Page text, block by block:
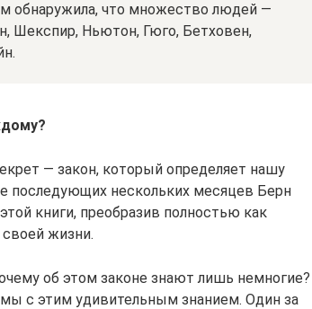
обнаружила, что множество людей —
Шекспир, Ньютон, Гюго, Бетховен,
— закон, который определяет нашу
последующих нескольких месяцев Берн
книги, преобразив полностью как
жизни.
об этом законе знают лишь немногие?
с этим удивительным знанием. Один за